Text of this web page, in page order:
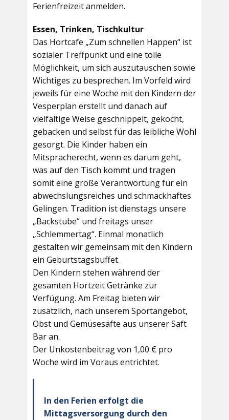
Ferienfreizeit anmelden.
Essen, Trinken, Tischkultur
Das Hortcafe „Zum schnellen Happen“ ist
sozialer Treffpunkt und eine tolle
Möglichkeit, um sich auszutauschen sowie
Wichtiges zu besprechen. Im Vorfeld wird
jeweils für eine Woche mit den Kindern der
Vesperplan erstellt und danach auf
vielfältige Weise geschnippelt, gekocht,
gebacken und selbst für das leibliche Wohl
gesorgt. Die Kinder haben ein
Mitspracherecht, wenn es darum geht,
was auf den Tisch kommt und tragen
somit eine große Verantwortung für ein
abwechslungsreiches und schmackhaftes
Gelingen. Tradition ist dienstags unsere
„Backstube“ und freitags unser
„Schlemmertag“. Einmal monatlich
gestalten wir gemeinsam mit den Kindern
ein Geburtstagsbuffet.
Den Kindern stehen während der
gesamten Hortzeit Getränke zur
Verfügung. Am Freitag bieten wir
zusätzlich, nach unserem Sportangebot,
Obst und Gemüsesäfte aus unserer Saft
Bar an.
Der Unkostenbeitrag von 1,00 € pro
Woche wird im Voraus entrichtet.
In den Ferien erfolgt die
Mittagsversorgung durch den